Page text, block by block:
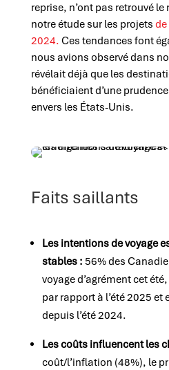
reprise, n’ont pas retrouvé
notre étude sur les projets de
2024. Ces tendances font
nous avions observédans
révélait déjà que les
bénéficiaient d’une
envers les États-Unis.
Faits saillants
Les intentions de voyage
stables : 56% des
voyage d’agrément cet
par rapport à l’été 2025 et
depuis l’été 2024.
Les coûts influencent les
coût/l’inflation (48%), le